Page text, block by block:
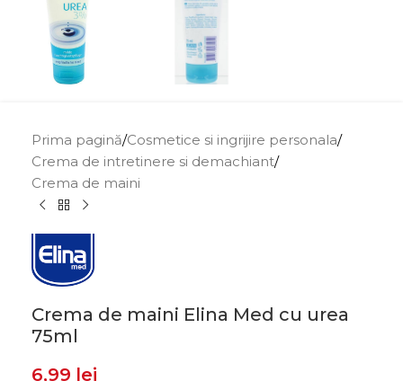
Prima pagină/Cosmetice si ingrijire personala/
Crema de intretinere si demachiant/
Crema de maini
Crema de maini Elina Med cu urea
75ml
6,99 lei